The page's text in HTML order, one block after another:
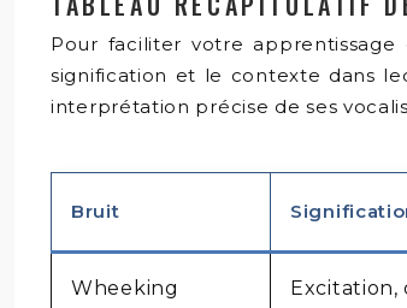
Pour faciliter votre
signification et le contexte dans
interprétation précise de ses
Bruit
Wheeking